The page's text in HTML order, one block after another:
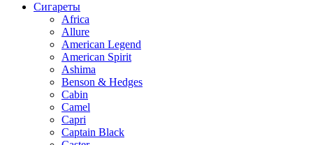
Сигареты
Africa
Allure
American Legend
American Spirit
Ashima
Benson & Hedges
Cabin
Camel
Capri
Captain Black